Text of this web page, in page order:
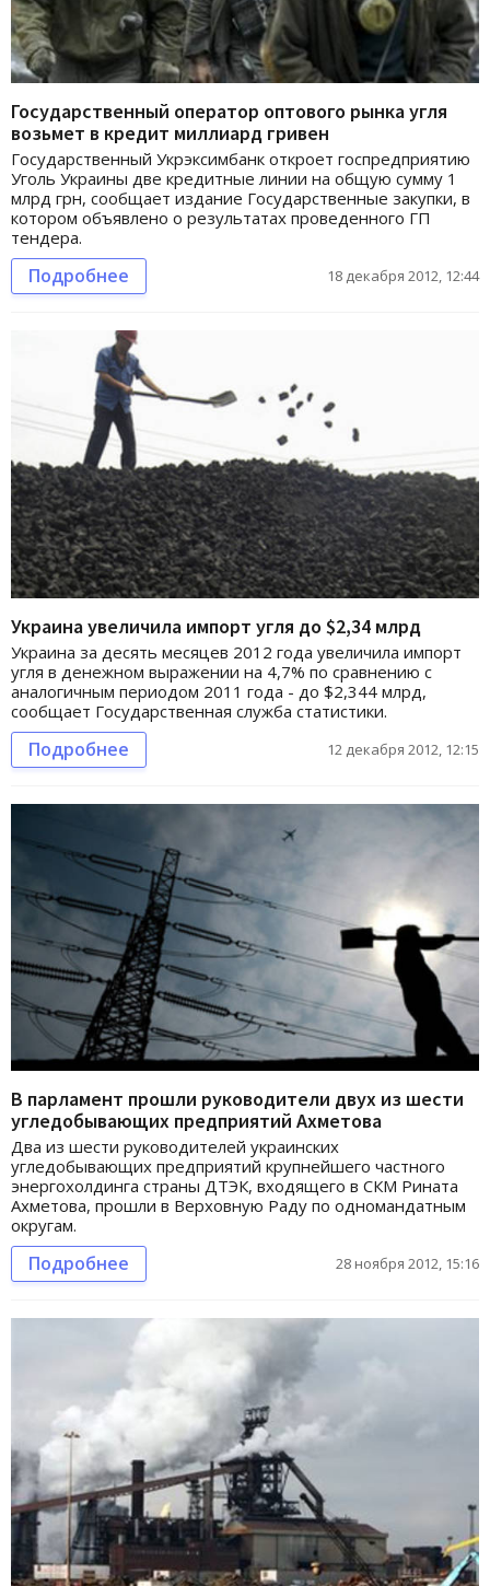
Государственный оператор оптового рынка угля
возьмет в кредит миллиард гривен
Государственный Укрэксимбанк откроет госпредприятию
Уголь Украины две кредитные линии на общую сумму 1
млрд грн, сообщает издание Государственные закупки, в
котором объявлено о результатах проведенного ГП
тендера.
Подробнее 18 декабря 2012, 12:44
Украина увеличила импорт угля до $2,34 млрд
Украина за десять месяцев 2012 года увеличила импорт
угля в денежном выражении на 4,7% по сравнению с
аналогичным периодом 2011 года - до $2,344 млрд,
сообщает Государственная служба статистики.
Подробнее 12 декабря 2012, 12:15
В парламент прошли руководители двух из шести
угледобывающих предприятий Ахметова
Два из шести руководителей украинских
угледобывающих предприятий крупнейшего частного
энергохолдинга страны ДТЭК, входящего в СКМ Рината
Ахметова, прошли в Верховную Раду по одномандатным
округам.
Подробнее 28 ноября 2012, 15:16